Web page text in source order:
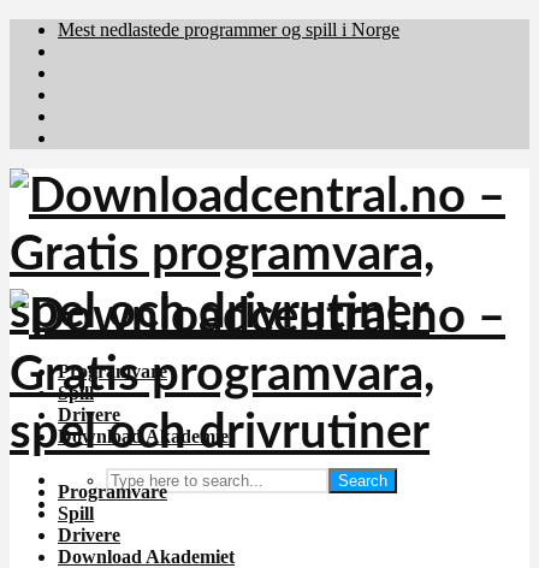
Mest nedlastede programmer og spill i Norge
Programvare
Spill
Drivere
Download Akademiet
Search
Programvare
Spill
Drivere
Download Akademiet